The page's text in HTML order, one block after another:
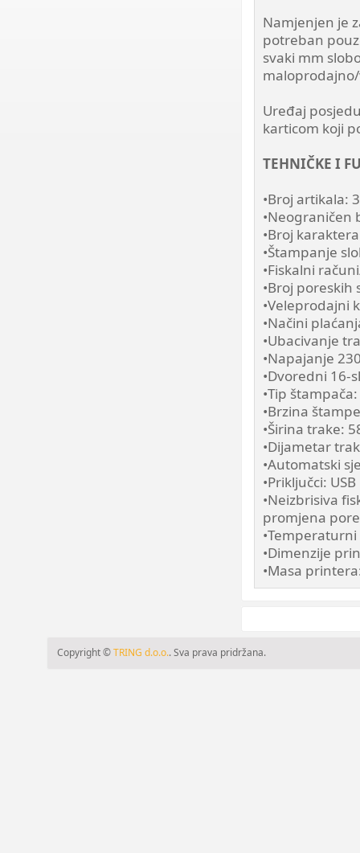
Namjenjen je
potreban
svaki mm
Uređaj
karticom koji
TEHNIČKE I
•Broj artikala:
•Neograničen
•Broj
•Štampanje
•Fiskalni
•Broj poreskih
•Veleprodajni
•Načini
•Ubacivanje
•Napajanje
•Dvoredni 16-
•Tip
•Brzina
•Širina trake:
•Dijametar
•Automatski
•Priključci:
•Neizbrisiva
promjena
•Dimenzije
•Masa
Copyright ©TRING d.o.o.. Sva prava pridržana.